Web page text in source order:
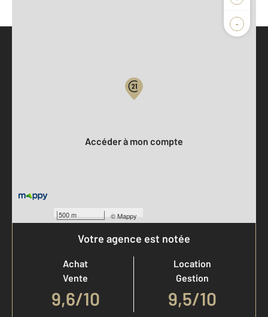
-
500 m ©Mappy
Accéder à mon compte
Votre agence est notée
Achat
Vente
9,6/10
Location
Gestion
9,5/10